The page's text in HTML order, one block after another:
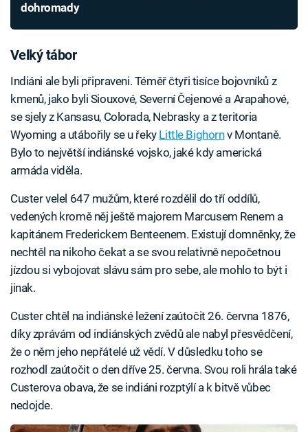
dohromady
Velký tábor
Indiáni ale byli připraveni. Téměř čtyři tisíce bojovníků z
kmenů, jako byli Siouxové, Severní Čejenové a Arapahové,
se sjely z Kansasu, Colorada, Nebrasky a z teritoria
Wyoming a utábořily se u řeky Little Bighornv Montaně.
Bylo to největší indiánské vojsko, jaké kdy americká
armáda viděla.
Custer velel 647 mužům, které rozdělil do tří oddílů,
vedených kromě něj ještě majorem Marcusem Renem a
kapitánem Frederickem Benteenem. Existují domněnky, že
nechtěl na nikoho čekat a se svou relativně nepočetnou
jízdou si vybojovat slávu sám pro sebe, ale mohlo to být i
jinak.
Custer chtěl na indiánské ležení zaútočit 26. června 1876,
díky zprávám od indiánských zvědů ale nabyl přesvědčení,
že o něm jeho nepřátelé už vědí. V důsledku toho se
rozhodl zaútočit o den dříve 25. června. Svou roli hrála také
Custerova obava, že se indiáni rozptýlí a k bitvě vůbec
nedojde.